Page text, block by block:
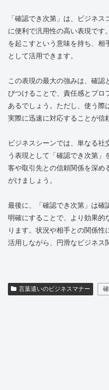
「確認でき次第」は、ビジネ
に便利で汎用性の高い表現です
を起こすという意味を持ち、相
として活用できます。
この表現の最大の強みは、確認
びつけることで、責任感とプロ
あるでしょう。ただし、使う際
実際に迅速に対応することが信
ビジネスシーンでは、単なる
う表現として「確認でき次第
客や取引先との信頼関係を深め
がけましょう。
最後に、「確認でき次第」は確
明確にすることで、より効果的
ります。状況や相手との関係性
活用しながら、円滑なビジネス
言葉遣いのビジネスマナー